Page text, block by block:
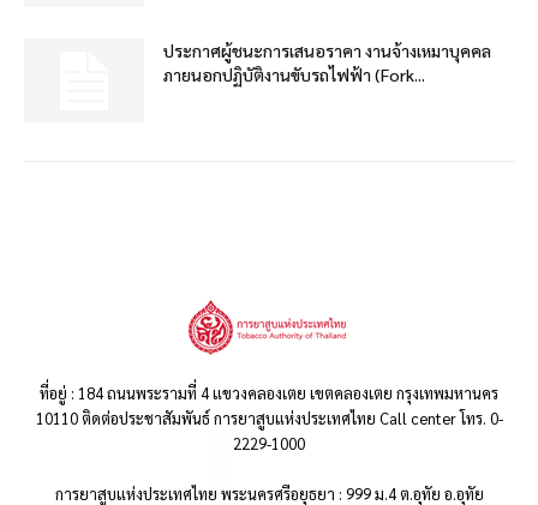
ประกาศผู้ชนะการเสนอราคา งานจ้างเหมาบุคคล
ภายนอกปฏิบัติงานขับรถไฟฟ้า (Fork...
ที่อยู่ : 184 ถนนพระรามที่ 4 แขวงคลองเตย เขตคลองเตย กรุงเทพมหานคร
10110 ติดต่อประชาสัมพันธ์ การยาสูบแห่งประเทศไทย Call center โทร. 0-
2229-1000
การยาสูบแห่งประเทศไทย พระนครศรีอยุธยา : 999 ม.4 ต.อุทัย อ.อุทัย